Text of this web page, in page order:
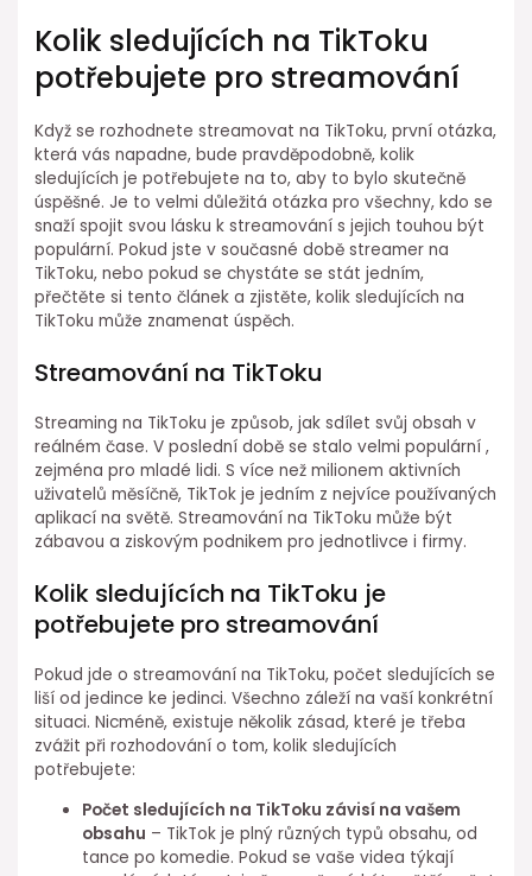
Kolik sledujících na TikToku
potřebujete pro streamování
Když se rozhodnete streamovat na TikToku, první otázka,
která vás napadne, bude pravděpodobně, kolik
sledujících je potřebujete na to, aby to bylo skutečně
úspěšné. Je to velmi důležitá otázka pro všechny, kdo se
snaží spojit svou lásku k streamování s jejich touhou být
populární. Pokud jste v současné době streamer na
TikToku, nebo pokud se chystáte se stát jedním,
přečtěte si tento článek a zjistěte, kolik sledujících na
TikToku může znamenat úspěch.
Streamování na TikToku
Streaming na TikToku je způsob, jak sdílet svůj obsah v
reálném čase. V poslední době se stalo velmi populární ,
zejména pro mladé lidi. S více než milionem aktivních
uživatelů měsíčně, TikTok je jedním z nejvíce používaných
aplikací na světě. Streamování na TikToku může být
zábavou a ziskovým podnikem pro jednotlivce i firmy.
Kolik sledujících na TikToku je
potřebujete pro streamování
Pokud jde o streamování na TikToku, počet sledujících se
liší od jedince ke jedinci. Všechno záleží na vaší konkrétní
situaci. Nicméně, existuje několik zásad, které je třeba
zvážit při rozhodování o tom, kolik sledujících
potřebujete:
Počet sledujících na TikToku závisí na vašem
obsahu – TikTok je plný různých typů obsahu, od
tance po komedie. Pokud se vaše videa týkají